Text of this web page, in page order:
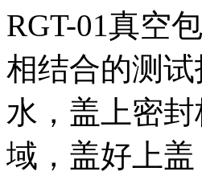
RGT-01真空
相结合的测
水，盖上密
域，盖好上